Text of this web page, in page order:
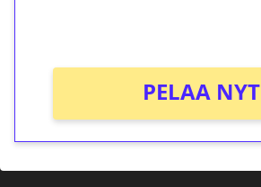
PELAA NYT